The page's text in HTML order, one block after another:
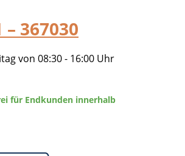
– 367030
von 08:30 - 16:00 Uhr
für Endkunden innerhalb